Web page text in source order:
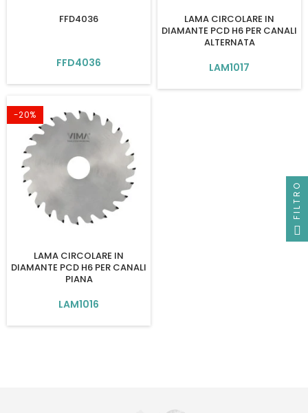
FFD4036
FFD4036
LAMA CIRCOLARE IN
DIAMANTE PCD H6 PER CANALI
ALTERNATA
LAM1017
-20%
LAMA CIRCOLARE IN
DIAMANTE PCD H6 PER CANALI
PIANA
LAM1016
FILTRO